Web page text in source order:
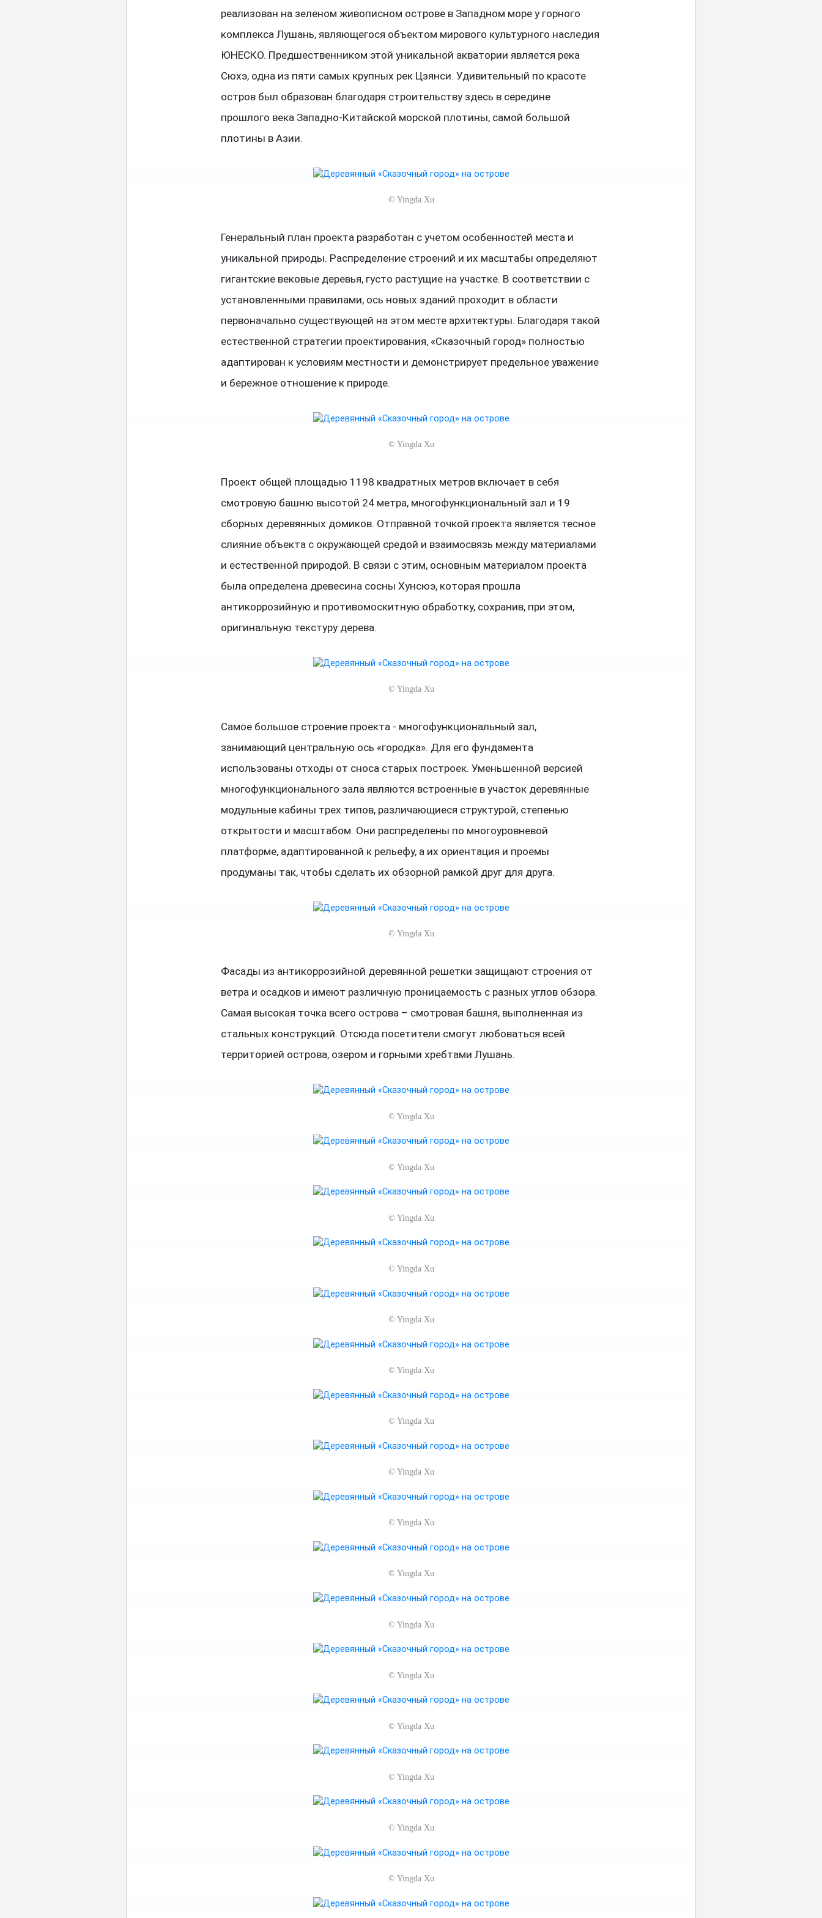
реализован на зеленом живописном острове в Западном море у горного
комплекса Лушань, являющегося объектом мирового культурного наследия
ЮНЕСКО. Предшественником этой уникальной акватории является река
Сюхэ, одна из пяти самых крупных рек Цзянси. Удивительный по красоте
остров был образован благодаря строительству здесь в середине
прошлого века Западно-Китайской морской плотины, самой большой
плотины в Азии.
© Yingda Xu
Генеральный план проекта разработан с учетом особенностей места и
уникальной природы. Распределение строений и их масштабы определяют
гигантские вековые деревья, густо растущие на участке. В соответствии с
установленными правилами, ось новых зданий проходит в области
первоначально существующей на этом месте архитектуры. Благодаря такой
естественной стратегии проектирования, «Сказочный город» полностью
адаптирован к условиям местности и демонстрирует предельное уважение
и бережное отношение к природе.
© Yingda Xu
Проект общей площадью 1198 квадратных метров включает в себя
смотровую башню высотой 24 метра, многофункциональный зал и 19
сборных деревянных домиков. Отправной точкой проекта является тесное
слияние объекта с окружающей средой и взаимосвязь между материалами
и естественной природой. В связи с этим, основным материалом проекта
была определена древесина сосны Хунсюэ, которая прошла
антикоррозийную и противомоскитную обработку, сохранив, при этом,
оригинальную текстуру дерева.
© Yingda Xu
Самое большое строение проекта - многофункциональный зал,
занимающий центральную ось «городка». Для его фундамента
использованы отходы от сноса старых построек. Уменьшенной версией
многофункционального зала являются встроенные в участок деревянные
модульные кабины трех типов, различающиеся структурой, степенью
открытости и масштабом. Они распределены по многоуровневой
платформе, адаптированной к рельефу, а их ориентация и проемы
продуманы так, чтобы сделать их обзорной рамкой друг для друга.
© Yingda Xu
Фасады из антикоррозийной деревянной решетки защищают строения от
ветра и осадков и имеют различную проницаемость с разных углов обзора.
Самая высокая точка всего острова – смотровая башня, выполненная из
стальных конструкций. Отсюда посетители смогут любоваться всей
территорией острова, озером и горными хребтами Лушань.
© Yingda Xu
© Yingda Xu
© Yingda Xu
© Yingda Xu
© Yingda Xu
© Yingda Xu
© Yingda Xu
© Yingda Xu
© Yingda Xu
© Yingda Xu
© Yingda Xu
© Yingda Xu
© Yingda Xu
© Yingda Xu
© Yingda Xu
© Yingda Xu